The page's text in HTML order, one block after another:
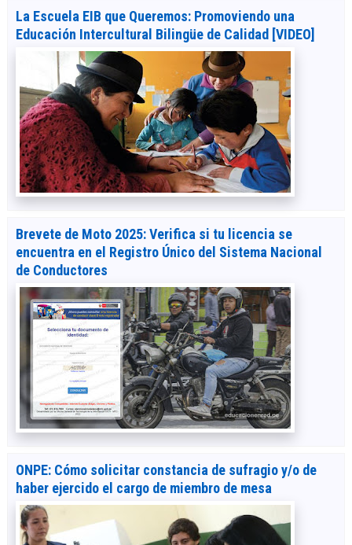
La Escuela EIB que Queremos: Promoviendo una
Educación Intercultural Bilingüe de Calidad [VIDEO]
Brevete de Moto 2025: Verifica si tu licencia se
encuentra en el Registro Único del Sistema Nacional
de Conductores
ONPE: Cómo solicitar constancia de sufragio y/o de
haber ejercido el cargo de miembro de mesa